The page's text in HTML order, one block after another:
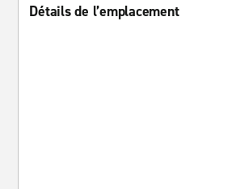
Détails de l’emplacement